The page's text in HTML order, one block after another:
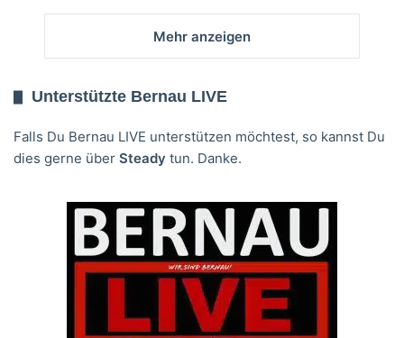
Mehr anzeigen
Unterstützte Bernau LIVE
Falls Du Bernau LIVE unterstützen möchtest, so kannst Du
dies gerne über Steady tun. Danke.